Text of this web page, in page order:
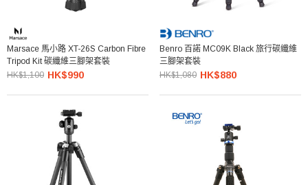
Marsace 馬小路 XT-26S Carbon Fibre
Tripod Kit 碳纖維三腳架套裝
HK$1,100 HK$990
Benro 百諾 MC09K Black 旅行碳纖維
三腳架套裝
HK$1,080 HK$880